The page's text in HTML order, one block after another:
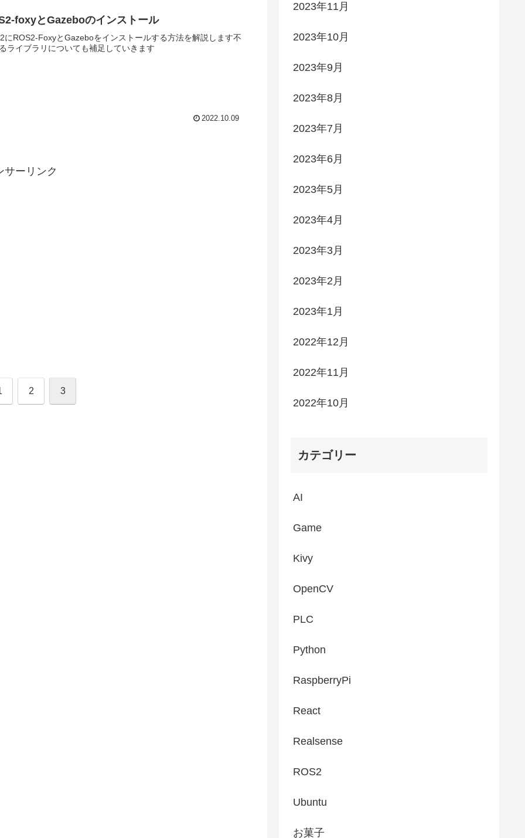
foxyとGazeboのインストール
にROS2-FoxyとGazeboをインストールする方法を解説します不
ライブラリについても補足していきます
2022.10.09
サーリンク
2 3
2023年11月
2023年10月
2023年9月
2023年8月
2023年7月
2023年6月
2023年5月
2023年4月
2023年3月
2023年2月
2023年1月
2022年12月
2022年11月
2022年10月
カテゴリー
AI
Game
Kivy
OpenCV
PLC
Python
RaspberryPi
React
Realsense
ROS2
Ubuntu
お菓子